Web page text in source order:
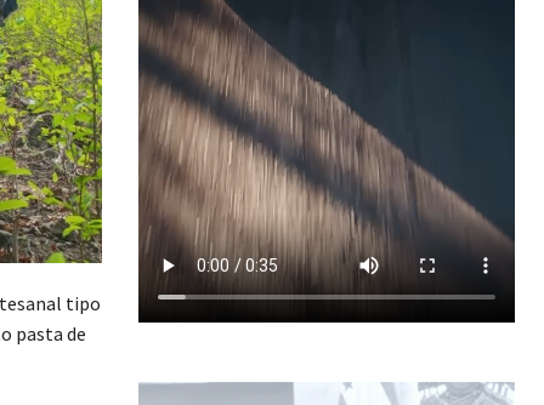
tipo
pasta de